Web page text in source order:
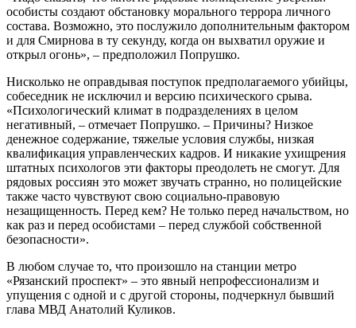
особисты создают обстановку морального террора личного
состава. Возможно, это послужило дополнительным фактором
и для Смирнова в ту секунду, когда он выхватил оружие и
открыл огонь», – предположил Попрушко.
Нисколько не оправдывая поступок предполагаемого убийцы,
собеседник не исключил и версию психического срыва.
«Психологический климат в подразделениях в целом
негативный, – отмечает Попрушко. – Причины? Низкое
денежное содержание, тяжелые условия службы, низкая
квалификация управленческих кадров. И никакие ухищрения
штатных психологов эти факторы преодолеть не смогут. Для
рядовых россиян это может звучать странно, но полицейские
также часто чувствуют свою социально-правовую
незащищенность. Перед кем? Не только перед начальством, но
как раз и перед особистами – перед службой собственной
безопасности».
В любом случае то, что произошло на станции метро
«Рязанский проспект» – это явный непрофессионализм и
упущения с одной и с другой стороны, подчеркнул бывший
глава МВД Анатолий Куликов.